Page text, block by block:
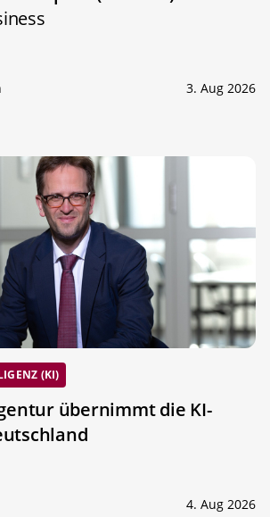
3. Aug 2026
(KI)
übernimmt die KI-
4. Aug 2026